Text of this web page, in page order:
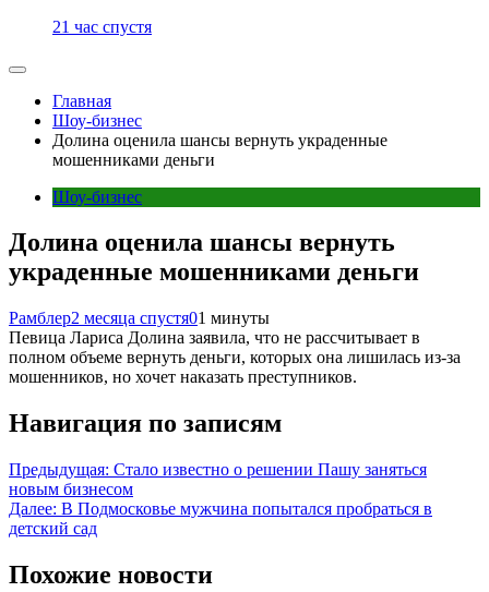
21 час спустя
Главная
Шоу-бизнес
Долина оценила шансы вернуть украденные
мошенниками деньги
Шоу-бизнес
Долина оценила шансы вернуть
украденные мошенниками деньги
Рамблер2 месяца спустя01 минуты
Певица Лариса Долина заявила, что не рассчитывает в
полном объеме вернуть деньги, которых она лишилась из-за
мошенников, но хочет наказать преступников.
Навигация по записям
Предыдущая: Стало известно о решении Пашу заняться
новым бизнесом
Далее: В Подмосковье мужчина попытался пробраться в
детский сад
Похожие новости